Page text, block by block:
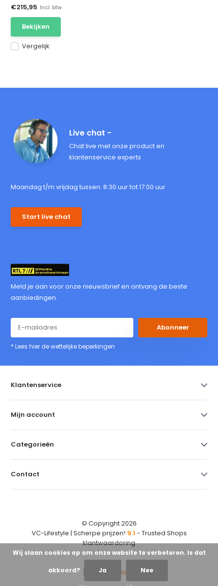
Vergelijk
€215,95 Incl. btw
Bekijken
Live chat -
Chat live met onze product en
klantenservice experts
Maandag t/m vrijdag tussen: 8:30 uur tot 17:00 uur
Start live chat
Meld je aan voor onze nieuwsbrief en ontvang de beste
aanbiedingen.
Abonneer
* Lees hier de wettelijke beperkingen
Klantenservice
Mijn account
Categorieën
Contact
© Copyright 2026
VC-Lifestyle | Scherpe prijzen! 9.1 - Trusted Shops
klantwaardering
Wij slaan cookies op om onze website te verbeteren. Is dat
akkoord? Ja Nee